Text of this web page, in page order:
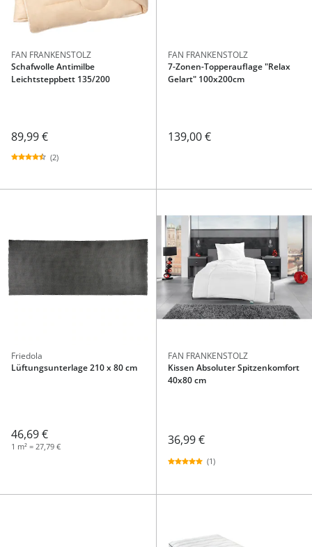
FAN FRANKENSTOLZ
Schafwolle Antimilbe
Leichtsteppbett 135/200
89,99 €
(2)
FAN FRANKENSTOLZ
7-Zonen-Topperauflage "Relax
Gelart" 100x200cm
139,00 €
Friedola
Lüftungsunterlage 210 x 80 cm
46,69 €
1 m² = 27,79 €
FAN FRANKENSTOLZ
Kissen Absoluter Spitzenkomfort
40x80 cm
36,99 €
(1)